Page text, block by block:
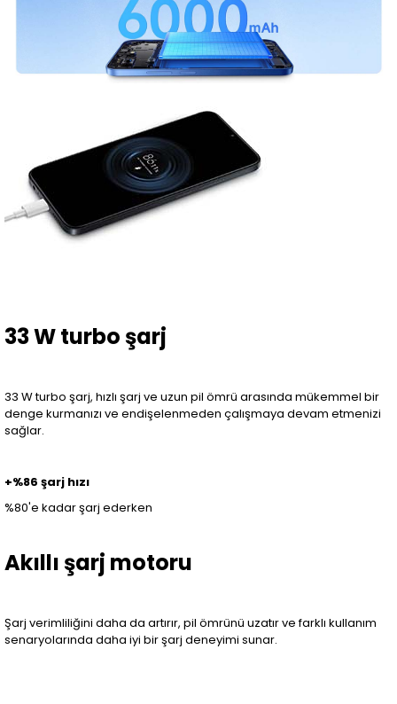
33 W turbo şarj
33 W turbo şarj, hızlı şarj ve uzun pil ömrü arasında mükemmel bir
denge kurmanızı ve endişelenmeden çalışmaya devam etmenizi
sağlar.
+%86 şarj hızı
%80'e kadar şarj ederken
Akıllı şarj motoru
Şarj verimliliğini daha da artırır, pil ömrünü uzatır ve farklı kullanım
senaryolarında daha iyi bir şarj deneyimi sunar.